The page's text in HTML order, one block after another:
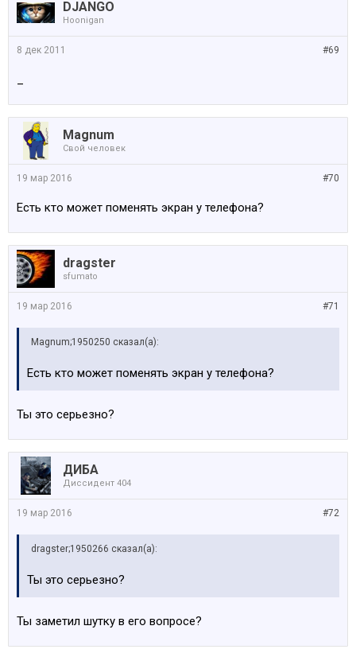
DJANGO
Hoonigan
#69
8 дек 2011
Magnum
Свой человек
#70
19 мар 2016
Есть кто может поменять экран у телефона?
dragster
sfumato
#71
19 мар 2016
Magnum;1950250 сказал(а):
Есть кто может поменять экран у телефона?
Ты это серьезно?
ДИБА
Диссидент 404
#72
19 мар 2016
dragster;1950266 сказал(а):
Ты это серьезно?
Ты заметил шутку в его вопросе?